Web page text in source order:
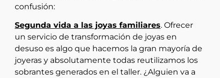
confusión:
Segunda vida a las joyas familiares. Ofrecer
un servicio de transformación de joyas en
desuso es algo que hacemos la gran mayoría de
joyeras y absolutamente todas reutilizamos los
sobrantes generados en el taller. ¿Alguien va a